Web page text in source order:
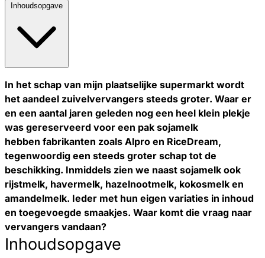
Inhoudsopgave
In het schap van mijn plaatselijke supermarkt wordt
het aandeel zuivelvervangers steeds groter. Waar er
en een aantal jaren geleden nog een heel klein plekje
was gereserveerd voor een pak sojamelk
hebben fabrikanten zoals Alpro en RiceDream,
tegenwoordig een steeds groter schap tot de
beschikking. Inmiddels zien we naast sojamelk ook
rijstmelk, havermelk, hazelnootmelk, kokosmelk en
amandelmelk. Ieder met hun eigen variaties in inhoud
en toegevoegde smaakjes. Waar komt die vraag naar
vervangers vandaan?
Inhoudsopgave